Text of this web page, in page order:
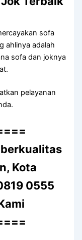
sofa
ahlinya аdаlаh
sofa dаn joknya
pelayanan
Kota
0555